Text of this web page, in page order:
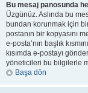
Bu mesaj panosunda
Üzgünüz. Aslında bu
bundan korunmak için
postanın bir kopyasını
e-posta’nın başlık
kısımda e-postayı
yöneticileri bu bilgilerle
Başa dön